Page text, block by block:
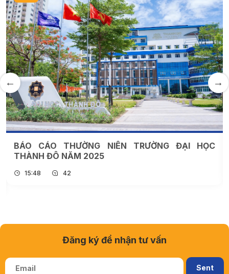
BÁO CÁO THƯỜNG NIÊN TRƯỜNG ĐẠI HỌC
THÀNH ĐÔ NĂM 2025
15:48 42
Đăng ký để nhận tư vấn